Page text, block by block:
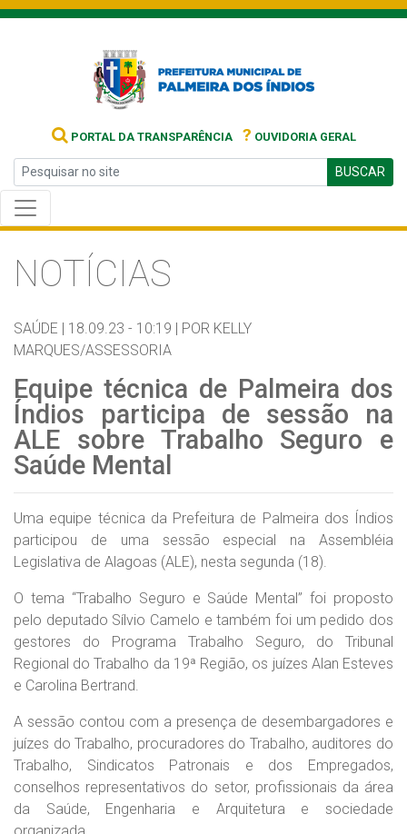
PORTAL DA TRANSPARÊNCIA ? OUVIDORIA GERAL
BUSCAR
NOTÍCIAS
SAÚDE | 18.09.23 - 10:19 | POR KELLY
MARQUES/ASSESSORIA
Equipe técnica de Palmeira dos
Índios participa de sessão na
ALE sobre Trabalho Seguro e
Saúde Mental
Uma equipe técnica da Prefeitura de Palmeira dos Índios
participou de uma sessão especial na Assembléia
Legislativa de Alagoas (ALE), nesta segunda (18).
O tema “Trabalho Seguro e Saúde Mental” foi proposto
pelo deputado Sílvio Camelo e também foi um pedido dos
gestores do Programa Trabalho Seguro, do Tribunal
Regional do Trabalho da 19ª Região, os juízes Alan Esteves
e Carolina Bertrand.
A sessão contou com a presença de desembargadores e
juízes do Trabalho, procuradores do Trabalho, auditores do
Trabalho, Sindicatos Patronais e dos Empregados,
conselhos representativos do setor, profissionais da área
da Saúde, Engenharia e Arquitetura e sociedade